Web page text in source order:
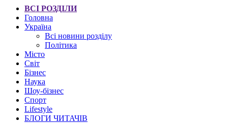
ВСІ РОЗДІЛИ
Головна
Україна
Всі новини розділу
Політика
Місто
Світ
Бізнес
Наука
Шоу-бізнес
Спорт
Lifestyle
БЛОГИ ЧИТАЧІВ